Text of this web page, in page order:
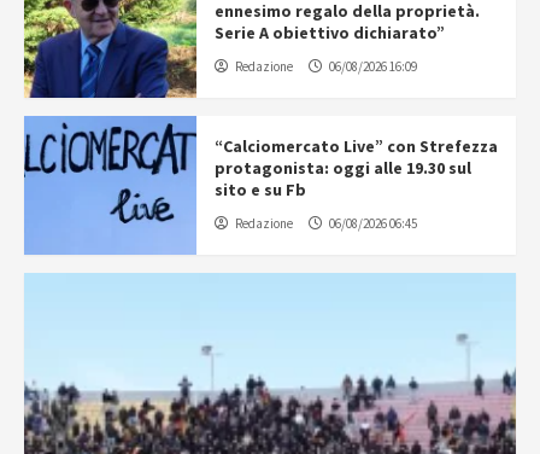
ennesimo regalo della proprietà.
Serie A obiettivo dichiarato”
Redazione 06/08/2026 16:09
“Calciomercato Live” con Strefezza
protagonista: oggi alle 19.30 sul
sito e su Fb
Redazione 06/08/2026 06:45